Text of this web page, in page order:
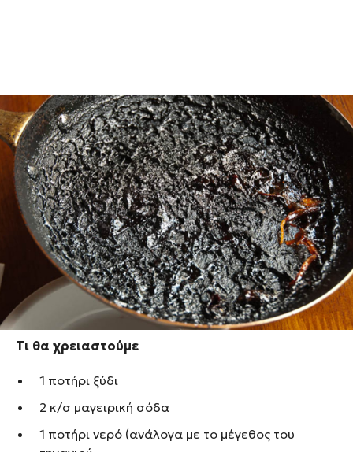
Καμμενο φαγητο!
Σας έχει τύχει να αφαιρεθείτε και να σας καεί
το φαγητό;
Και το αποτέλεσμα; Καμμένα λίπη, κολλημένα στον
πάτο της κατσαρόλας και κάρβουνο παντού!
Παρακάτω θα δείτε τον τρόπο να απαλλαγείτε από
τα καμένα λίπη, σε 10 λεπτά, με ελάχιστο τρίψιμο
και μάλιστα με προϊόντα που έχουμε όλοι στην
κουζίνα μας.
Τι θα χρειαστούμε
1 ποτήρι ξύδι
2 κ/σ μαγειρική σόδα
1 ποτήρι νερό (ανάλογα με το μέγεθος του